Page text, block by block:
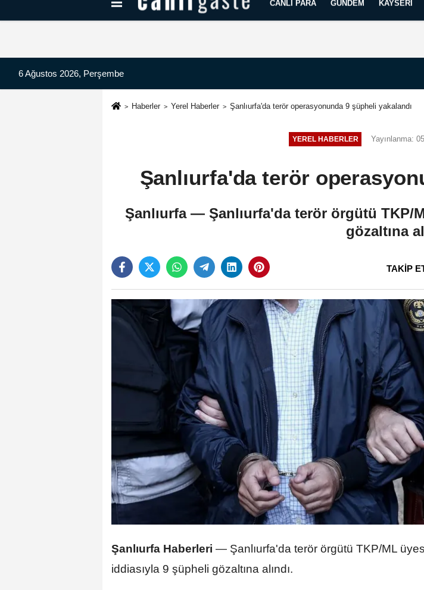
Kayseri Haberleri Can Radyo Dinle
CANLI PARA GÜNDEM KAYSERI
6 Ağustos 2026, Perşembe
Haberler Yerel Haberler Şanlıurfa'da terör operasyonunda 9 şüpheli yakalandı
YEREL HABERLER Yayınlanma:
Şanlıurfa'da terör
Şanlıurfa — Şanlıurfa'da terör örgütü TKP/
gözaltına
TAKİP
Şanlıurfa Haberleri — Şanlıurfa'da terör örgütü TKP/ML
iddiasıyla 9 şüpheli gözaltına alındı.